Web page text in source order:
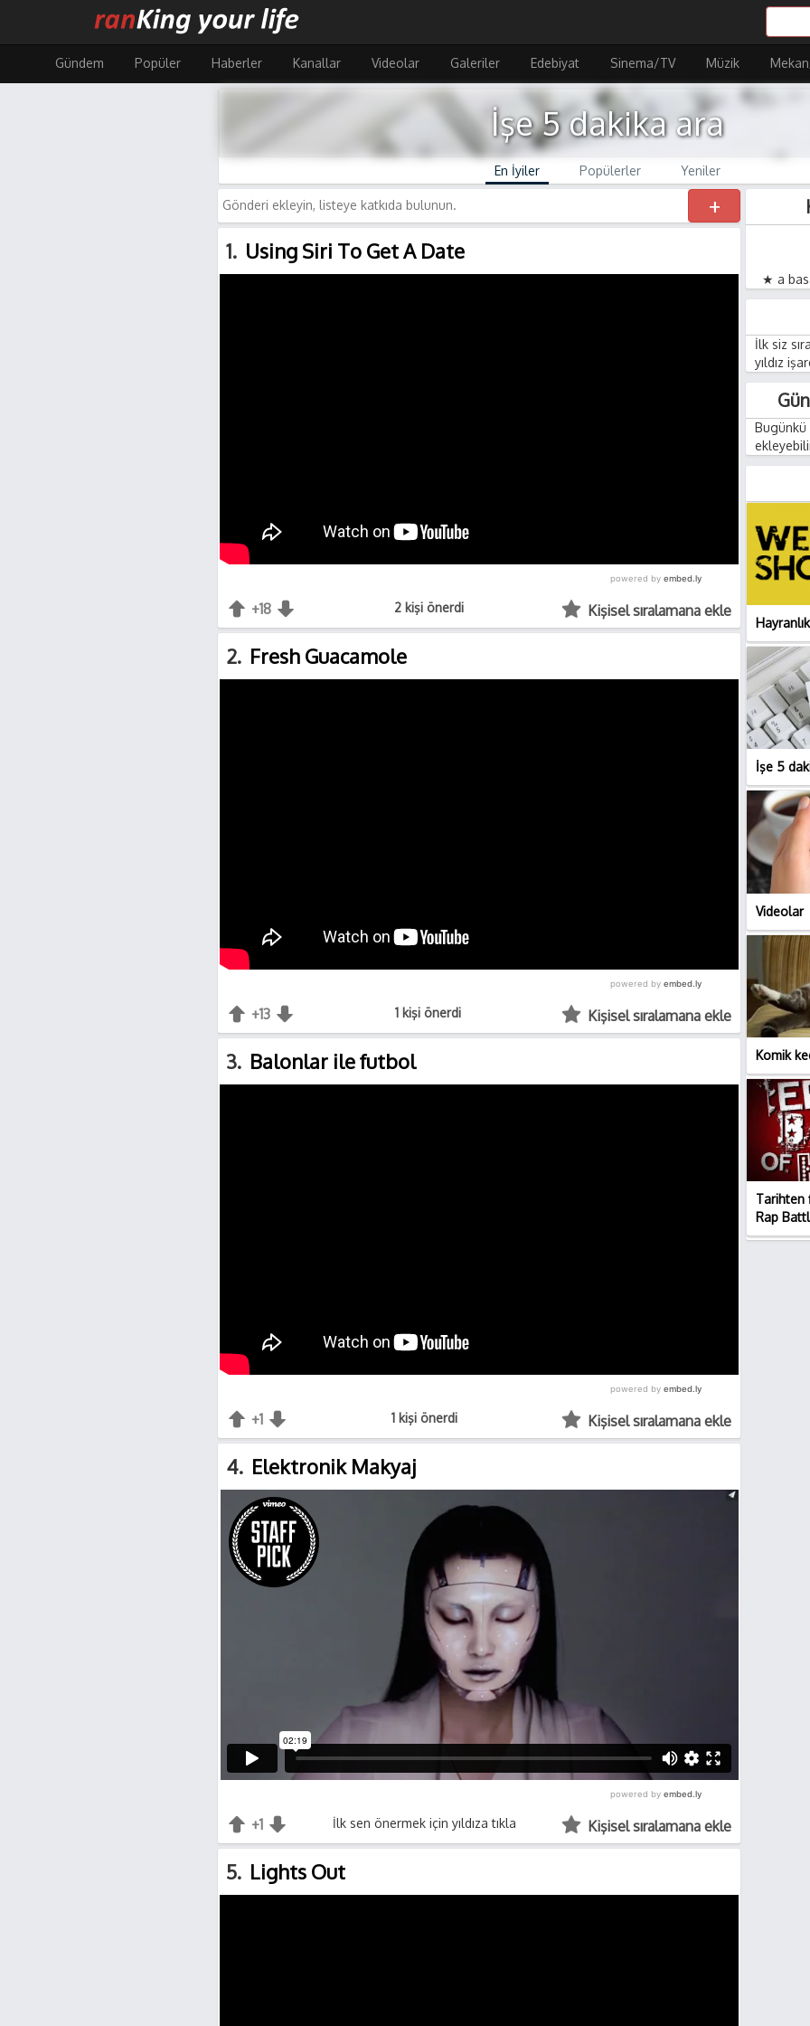
atla
Gündem Popüler Haberler Kanallar Videolar Galeriler Edebiyat Sinema/TV Müzik
İşe 5 dakika ara
En İyiler Popülerler Yeniler
+
1 Using Siri To Get A Date
+18 Kişisel sıralamana ekle
2 kişi önerdi
2 Fresh Guacamole
+13 Kişisel sıralamana ekle
1 kişi önerdi
3 Balonlar ile futbol
+1 Kişisel sıralamana ekle
1 kişi önerdi
4 Elektronik Makyaj
+1 -1 Kişisel sıralamana ekle
İlk sen önermek için yıldıza tıkla
5 Lights Out
★ a
İlk siz
yıldız
Bugünkü
İşe 5
Videolar
Komik
Tarihten
Rap